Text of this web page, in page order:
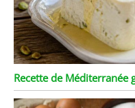
Recette de Méditerranée